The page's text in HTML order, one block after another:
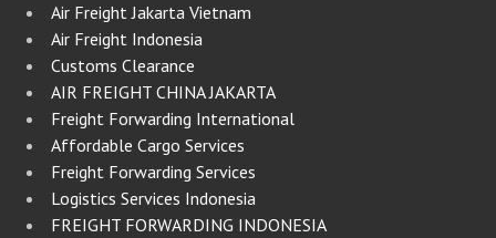
Air Freight Jakarta Vietnam
Air Freight Indonesia
Customs Clearance
AIR FREIGHT CHINA JAKARTA
Freight Forwarding International
Affordable Cargo Services
Freight Forwarding Services
Logistics Services Indonesia
FREIGHT FORWARDING INDONESIA